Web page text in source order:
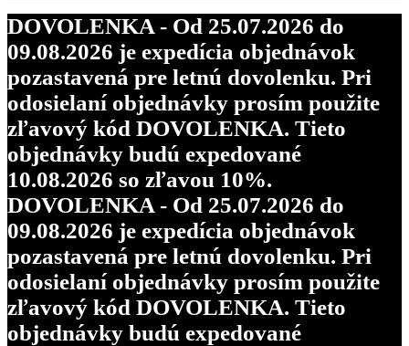
DOVOLENKA - Od 25.07.2026 do
09.08.2026 je expedícia objednávok
pozastavená pre letnú dovolenku. Pri
odosielaní objednávky prosím použite
zľavový kód DOVOLENKA. Tieto
objednávky budú expedované
10.08.2026 so zľavou 10%.
DOVOLENKA - Od 25.07.2026 do
09.08.2026 je expedícia objednávok
pozastavená pre letnú dovolenku. Pri
odosielaní objednávky prosím použite
zľavový kód DOVOLENKA. Tieto
objednávky budú expedované